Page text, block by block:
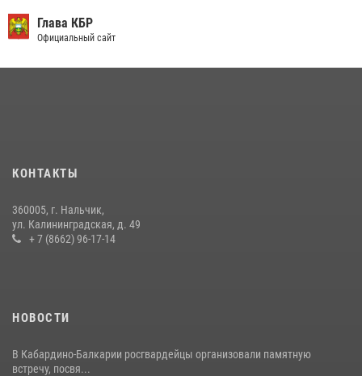
округе Росгвардии
09 июля 2026, 08:36
В Кабардино-Балкарии при силовой поддержке Росгвардии изъяты
оружие и наркотические средства
Глава КБР
Официальный сайт
КОНТАКТЫ
360005, г. Нальчик,
ул. Калининградская, д. 49
+ 7 (8662) 96-17-14
НОВОСТИ
В Кабардино-Балкарии росгвардейцы организовали памятную
встречу, посвя...